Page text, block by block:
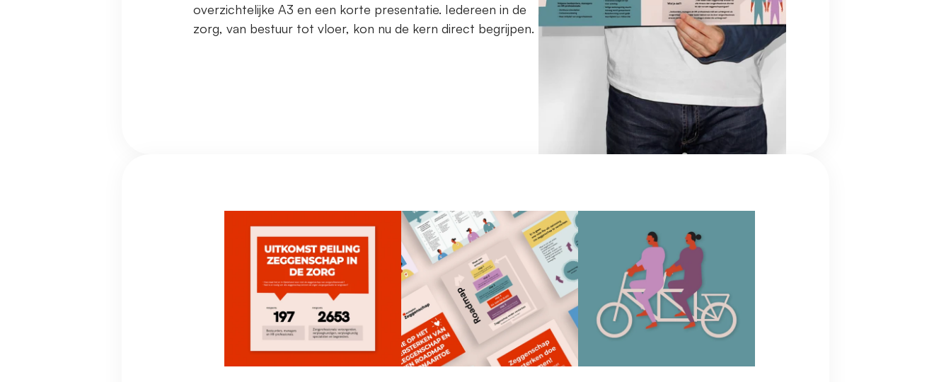
overzichtelijke A3 en een korte presentatie. Iedereen in de
zorg, van bestuur tot vloer, kon nu de kern direct begrijpen.